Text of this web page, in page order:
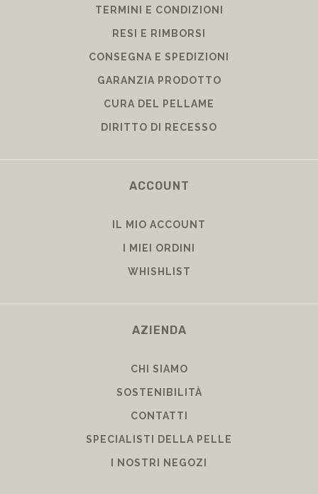
TERMINI E CONDIZIONI
RESI E RIMBORSI
CONSEGNA E SPEDIZIONI
GARANZIA PRODOTTO
CURA DEL PELLAME
DIRITTO DI RECESSO
ACCOUNT
IL MIO ACCOUNT
I MIEI ORDINI
WHISHLIST
AZIENDA
CHI SIAMO
SOSTENIBILITÀ
CONTATTI
SPECIALISTI DELLA PELLE
I NOSTRI NEGOZI